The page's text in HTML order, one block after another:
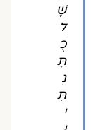
שֶׁ
ל
כֻּ
תָּ
תִּ